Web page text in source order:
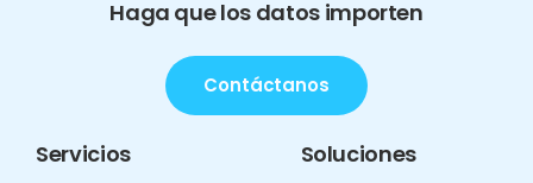
Haga que los datos importen
Contáctanos
Servicios Soluciones